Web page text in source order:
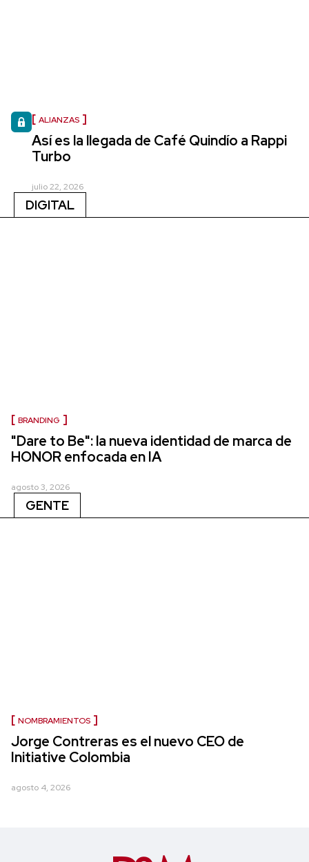
ALIANZAS
Así es la llegada de Café Quindío a Rappi
Turbo
julio 22, 2026
DIGITAL
BRANDING
"Dare to Be": la nueva identidad de marca de
HONOR enfocada en IA
agosto 3, 2026
GENTE
NOMBRAMIENTOS
Jorge Contreras es el nuevo CEO de
Initiative Colombia
agosto 4, 2026